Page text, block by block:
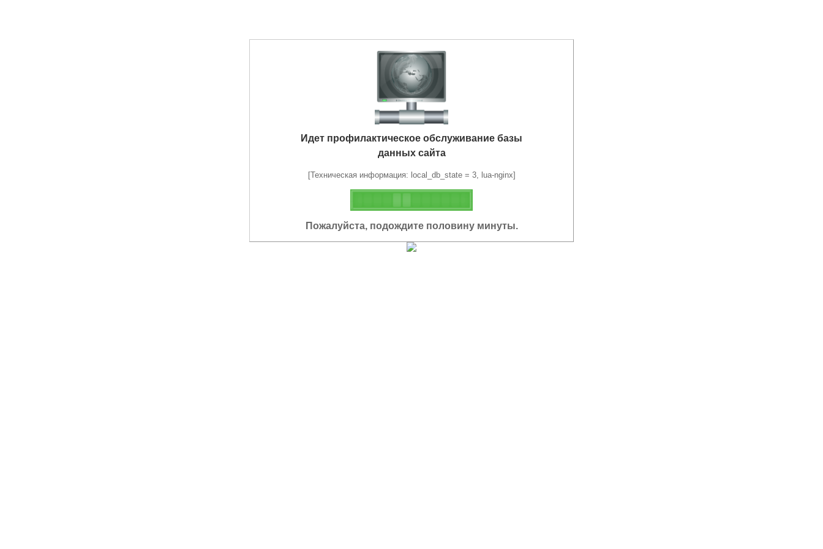
Идет профилактическое обслуживание базы
данных сайта
[Техническая информация: local_db_state = 3, lua-nginx]
Пожалуйста, подождите половину минуты.